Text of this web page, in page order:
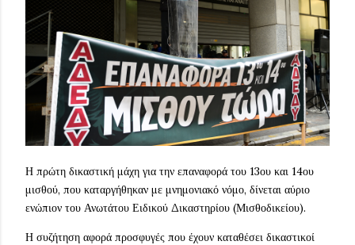
Η πρώτη δικαστική μάχη για την επαναφορά του 13ου και 14ου
μισθού, που καταργήθηκαν με μνημονιακό νόμο, δίνεται αύριο
ενώπιον του Ανωτάτου Ειδικού Δικαστηρίου (Μισθοδικείου).
Η συζήτηση αφορά προσφυγές που έχουν καταθέσει δικαστικοί